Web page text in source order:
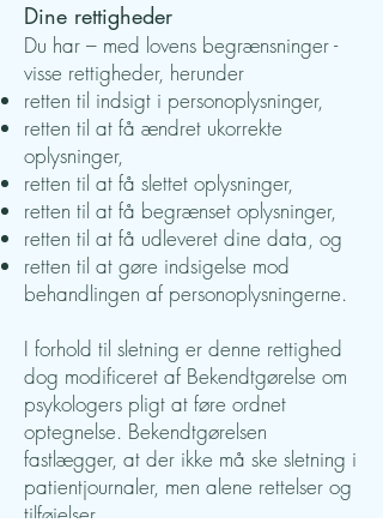
Dine rettigheder
Du har – med lovens begrænsninger -
visse rettigheder, herunder
retten til indsigt i personoplysninger,
retten til at få ændret ukorrekte
oplysninger,
retten til at få slettet oplysninger,
retten til at få begrænset oplysninger,
retten til at få udleveret dine data, og
retten til at gøre indsigelse mod
behandlingen af personoplysningerne.
I forhold til sletning er denne rettighed
dog modificeret af Bekendtgørelse om
psykologers pligt at føre ordnet
optegnelse. Bekendtgørelsen
fastlægger, at der ikke må ske sletning i
patientjournaler, men alene rettelser og
tilføjelser.